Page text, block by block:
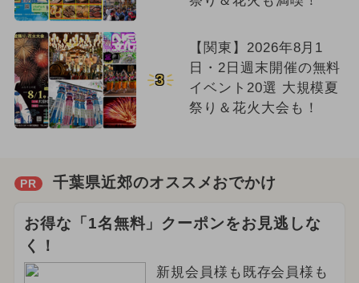
3
【関東】2026年8月1
日・2日週末開催の無料
イベント20選 大規模夏
祭り＆花火大会も！
PR 千葉県近郊のオススメおでかけ
お得な「1名無料」クーポンをお見逃しな
く！
新規会員様も既存会員様も